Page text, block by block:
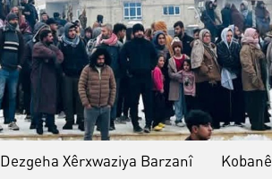
Dezgeha Xêrxwaziya Barzanî Kobanê